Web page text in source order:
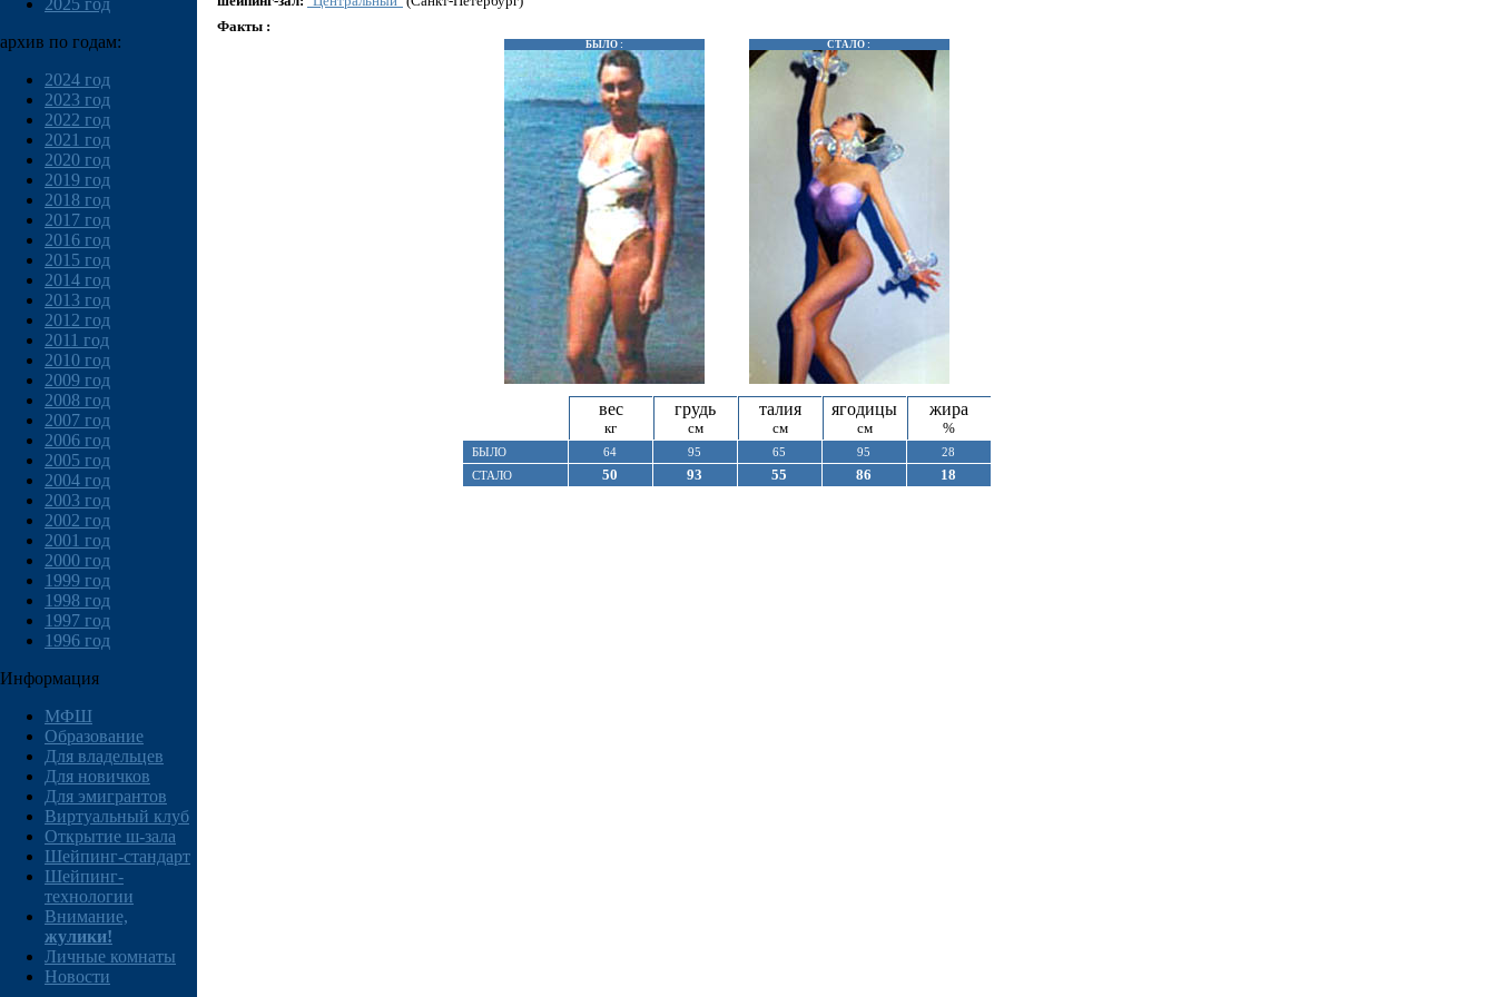
2025 год
архив по годам:
2024 год
2023 год
2022 год
2021 год
2020 год
2019 год
2018 год
2017 год
2016 год
2015 год
2014 год
2013 год
2012 год
2011 год
2010 год
2009 год
2008 год
2007 год
2006 год
2005 год
2004 год
2003 год
2002 год
2001 год
2000 год
1999 год
1998 год
1997 год
1996 год
Информация
МФШ
Образование
Для владельцев
Для новичков
Для эмигрантов
Виртуальный клуб
Открытие ш-зала
Шейпинг-стандарт
Шейпинг-
технологии
Внимание,
жулики!
Личные комнаты
Новости
Факты :
БЫЛО : СТАЛО :
вес
кг
грудь
см
талия
см
ягодицы
см
жира
%
БЫЛО 64 95 65 95
28
СТАЛО
50 93 55 86 18